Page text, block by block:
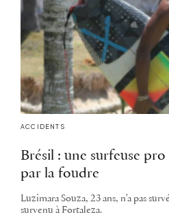
ACCIDENTS
Brésil : une surfeuse
par la foudre
Luzimara Souza, 23 ans, n'a pas
survenu à Fortaleza.